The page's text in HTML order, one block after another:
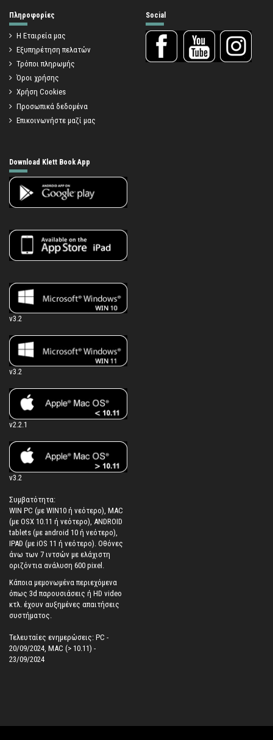
Πληροφορίες
Η Εταιρεία μας
Εξυπηρέτηση πελατών
Τρόποι πληρωμής
Όροι χρήσης
Χρήση Cookies
Προσωπικά δεδομένα
Επικοινωνήστε μαζί μας
Social
Download Klett Book App
v3.2
v3.2
v2.2.1
v3.2
Συμβατότητα:
WIN PC (με WIN10 ή νεότερο), MAC
(με OSX 10.11 ή νεότερο), ANDROID
tablets (με android 10 ή νεότερο),
IPAD (με iOS 11 ή νεότερο). Oθόνες
άνω των 7 ιντσών με ελάχιστη
οριζόντια ανάλυση 600 pixel.
Κάποια μεμονωμένα περιεχόμενα
όπως 3d παρουσιάσεις ή HD video
κτλ. έχουν αυξημένες απαιτήσεις
συστήματος.
Τελευταίες ενημερώσεις: PC -
20/09/2024, MAC (> 10.11) -
23/09/2024